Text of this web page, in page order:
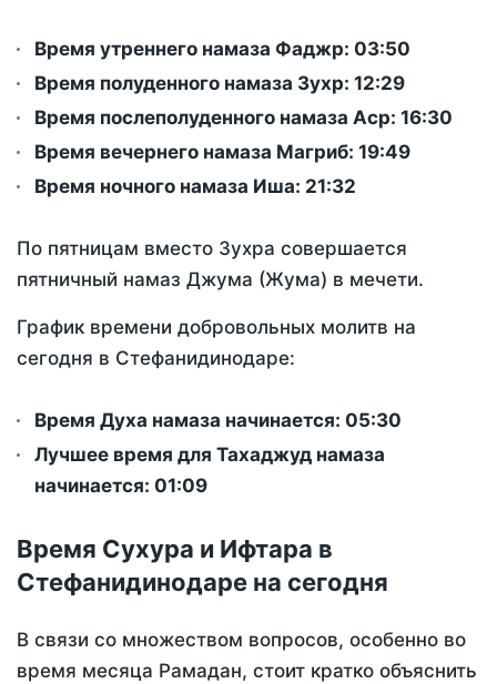
Время утреннего намаза Фаджр: 03:50
Время полуденного намаза Зухр: 12:29
Время послеполуденного намаза Аср: 16:30
Время вечернего намаза Магриб: 19:49
Время ночного намаза Иша: 21:32
По пятницам вместо Зухра совершается
пятничный намаз Джума (Жума) в мечети.
График времени добровольных молитв на
сегодня в Стефанидинодаре:
Время Духа намаза начинается: 05:30
Лучшее время для Тахаджуд намаза
начинается: 01:09
Время Сухура и Ифтара в
Стефанидинодаре на сегодня
В связи со множеством вопросов, особенно во
время месяца Рамадан, стоит кратко объяснить